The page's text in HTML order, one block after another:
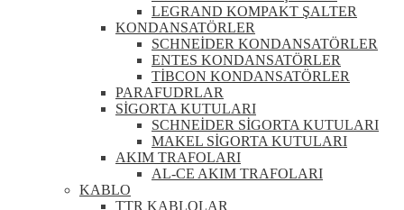
LEGRAND KOMPAKT ŞALTER
KONDANSATÖRLER
SCHNEİDER KONDANSATÖRLER
ENTES KONDANSATÖRLER
TİBCON KONDANSATÖRLER
PARAFUDRLAR
SİGORTA KUTULARI
SCHNEİDER SİGORTA KUTULARI
MAKEL SİGORTA KUTULARI
AKIM TRAFOLARI
AL-CE AKIM TRAFOLARI
KABLO
TTR KABLOLAR